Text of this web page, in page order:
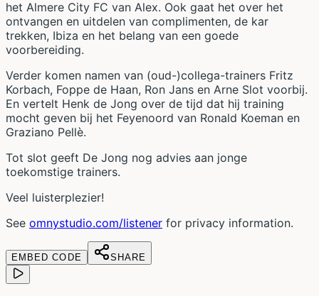
het Almere City FC van Alex. Ook gaat het over het
ontvangen en uitdelen van complimenten, de kar
trekken, Ibiza en het belang van een goede
voorbereiding.
Verder komen namen van (oud-)collega-trainers Fritz
Korbach, Foppe de Haan, Ron Jans en Arne Slot voorbij.
En vertelt Henk de Jong over de tijd dat hij training
mocht geven bij het Feyenoord van Ronald Koeman en
Graziano Pellè.
Tot slot geeft De Jong nog advies aan jonge
toekomstige trainers.
Veel luisterplezier!
See omnystudio.com/listener for privacy information.
EMBED CODE SHARE